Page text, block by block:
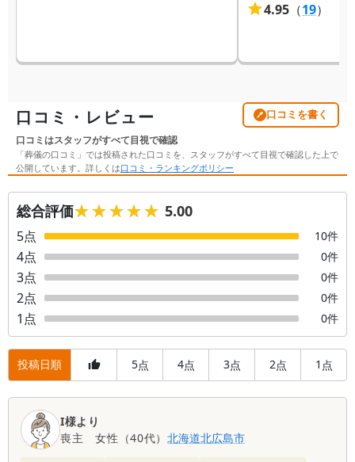
4.95 （19）
口コミ・レビュー 口コミを書く
口コミはスタッフがすべて目視で確認
「葬儀の口コミ」では投稿された口コミを、スタッフがすべて目視で確認した上で
公開しています。詳しくは口コミ・ランキングポリシー
総合評価★★★★★
★★★★★ 5.00
5点 10件
4点 0件
3点 0件
2点 0件
1 点 0件
投稿日順 5点 4点 3点 2点 1 点
口
I様より
喪主
女性 （40代）北海道北広島市